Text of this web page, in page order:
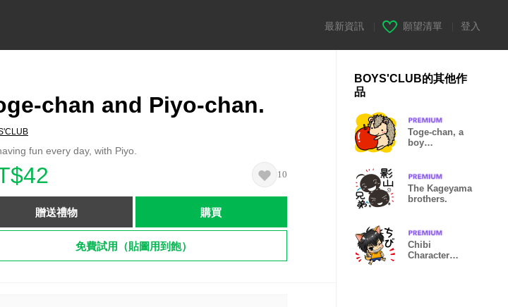
最新資訊 願望清單 登入
chan and Piyo-chan.
fun every day, with Piyo.
10
贈送禮物 購買
免費試用（貼圖用到飽）
BOYS'CLUB的其他作
品
Toge-chan, a
boy
The Kageyama
brothers.
Chibi
Character